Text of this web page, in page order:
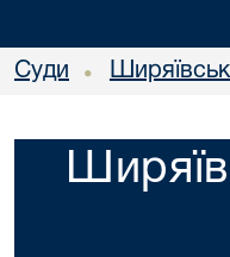
Суди •